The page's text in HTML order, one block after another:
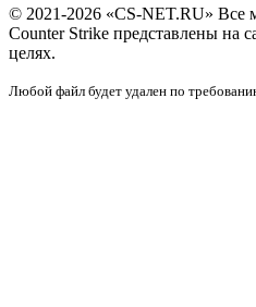
© 2021-2026 «CS-NET.RU» Все
Counter Strike представлены на
целях.
Любой файл будет удален по